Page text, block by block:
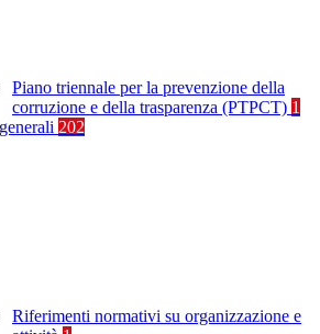
Piano triennale per la prevenzione della
corruzione e della trasparenza (PTPCT) 1
202
Riferimenti normativi su organizzazione e